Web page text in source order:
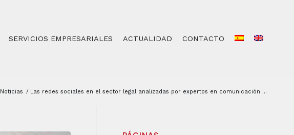
SERVICIOS EMPRESARIALES ACTUALIDAD CONTACTO
Noticias / Las redes sociales en el sector legal analizadas por expertos en comunicación ...